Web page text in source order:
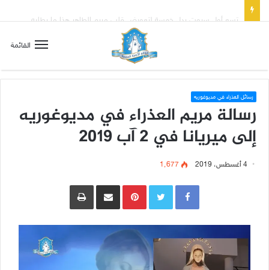
القائمة
رسائل العذراء في مديوغوريه
رسالة مريم العذراء في مديوغوريه
إلى ميريانا في 2 آب 2019
4 أغسطس، 2019 1٬677
Pinterestمشاركة عبر البريد طباعة